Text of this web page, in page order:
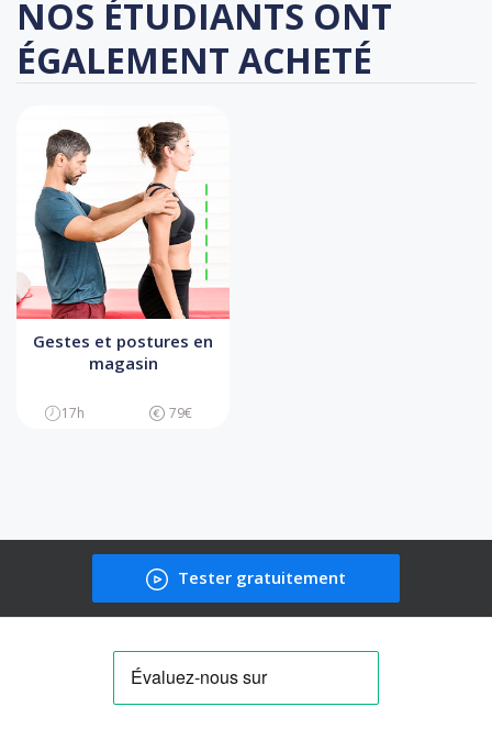
NOS ÉTUDIANTS ONT
ÉGALEMENT ACHETÉ
Gestes et postures en
magasin
17h 79€
Tester gratuitement